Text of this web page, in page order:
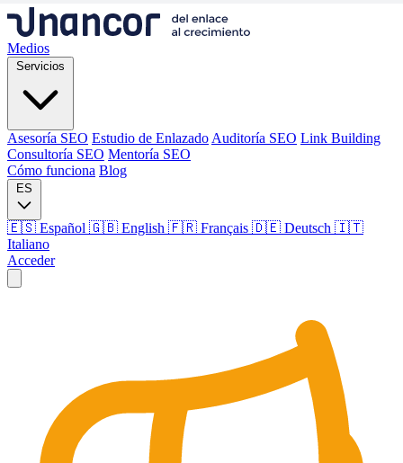
Medios
Servicios
Asesoría SEO Estudio de Enlazado Auditoría SEO Link Building
Consultoría SEO Mentoría SEO
Cómo funciona Blog
ES
🇪🇸 Español 🇬🇧 English 🇫🇷 Français 🇩🇪 Deutsch 🇮🇹
Italiano
Acceder
Estudio de Enlazado Auditoría SEO Link Building
Consultoría SEO
Cómo funciona
Blog
Idioma